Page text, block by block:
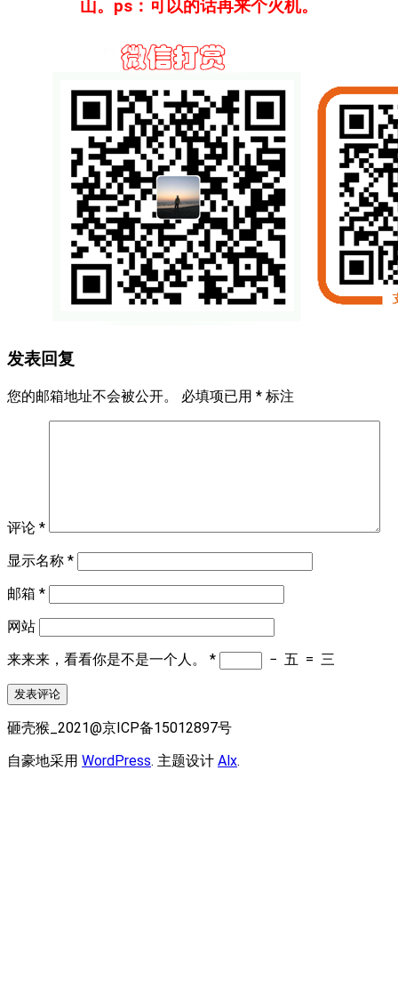
山。ps：可以的话再来个火机。
发表回复
您的邮箱地址不会被公开。 必填项已用 * 标注
评论 *
显示名称 *
邮箱 *
网站
来来来，看看你是不是一个人。
* − 五 = 三
砸壳猴_2021@京ICP备15012897号
自豪地采用 WordPress. 主题设计 Alx.